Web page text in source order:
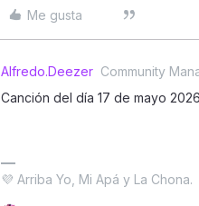
Me gusta
Alfredo.Deezer Community
Canción del día 17 de mayo
💜 Arriba Yo, Mi Apá y La Chona.